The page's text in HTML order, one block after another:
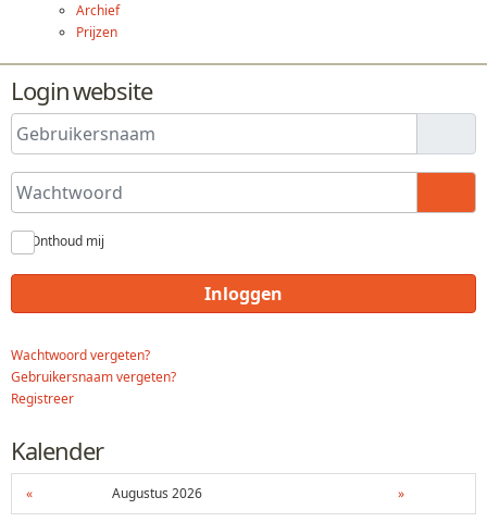
Archief
Prijzen
Login website
Gebruikersnaam
Wachtwoord
Onthoud mij
Inloggen
Wachtwoord vergeten?
Gebruikersnaam vergeten?
Registreer
Kalender
« Augustus 2026 »